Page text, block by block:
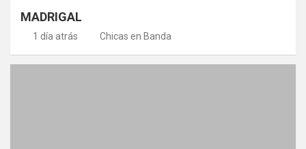
MADRIGAL
1 día atrás Chicas en Banda